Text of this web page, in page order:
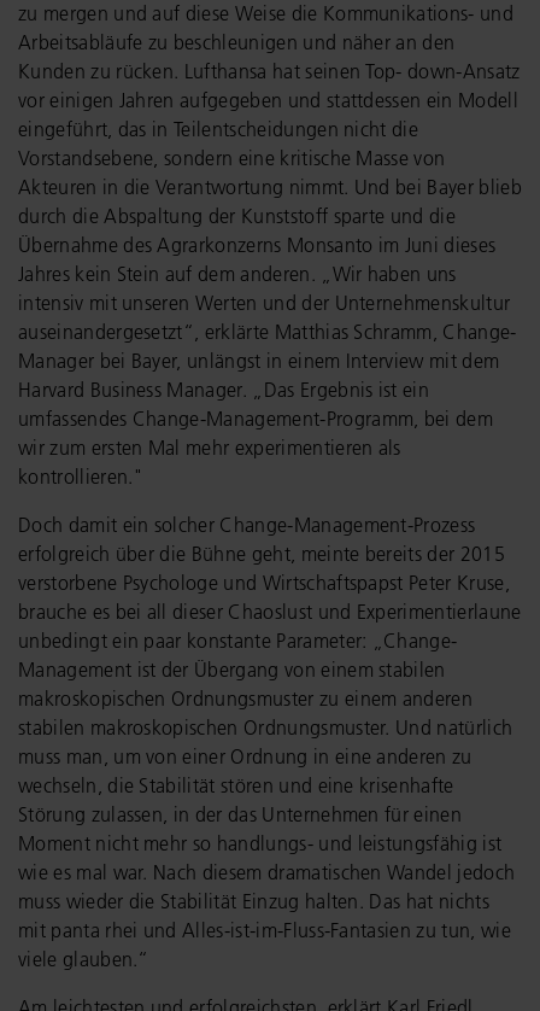
zu mergen und auf diese Weise die Kommunikations- und
Arbeitsabläufe zu beschleunigen und näher an den
Kunden zu rücken. Lufthansa hat seinen Top- down-Ansatz
vor einigen Jahren aufgegeben und stattdessen ein Modell
eingeführt, das in Teilentscheidungen nicht die
Vorstandsebene, sondern eine kritische Masse von
Akteuren in die Verantwortung nimmt. Und bei Bayer blieb
durch die Abspaltung der Kunststoff sparte und die
Übernahme des Agrarkonzerns Monsanto im Juni dieses
Jahres kein Stein auf dem anderen. „Wir haben uns
intensiv mit unseren Werten und der Unternehmenskultur
auseinandergesetzt“, erklärte Matthias Schramm, Change-
Manager bei Bayer, unlängst in einem Interview mit dem
Harvard Business Manager. „Das Ergebnis ist ein
umfassendes Change-Management-Programm, bei dem
wir zum ersten Mal mehr experimentieren als
kontrollieren."
Doch damit ein solcher Change-Management-Prozess
erfolgreich über die Bühne geht, meinte bereits der 2015
verstorbene Psychologe und Wirtschaftspapst Peter Kruse,
brauche es bei all dieser Chaoslust und Experimentierlaune
unbedingt ein paar konstante Parameter: „Change-
Management ist der Übergang von einem stabilen
makroskopischen Ordnungsmuster zu einem anderen
stabilen makroskopischen Ordnungsmuster. Und natürlich
muss man, um von einer Ordnung in eine anderen zu
wechseln, die Stabilität stören und eine krisenhafte
Störung zulassen, in der das Unternehmen für einen
Moment nicht mehr so handlungs- und leistungsfähig ist
wie es mal war. Nach diesem dramatischen Wandel jedoch
muss wieder die Stabilität Einzug halten. Das hat nichts
mit panta rhei und Alles-ist-im-Fluss-Fantasien zu tun, wie
viele glauben.“